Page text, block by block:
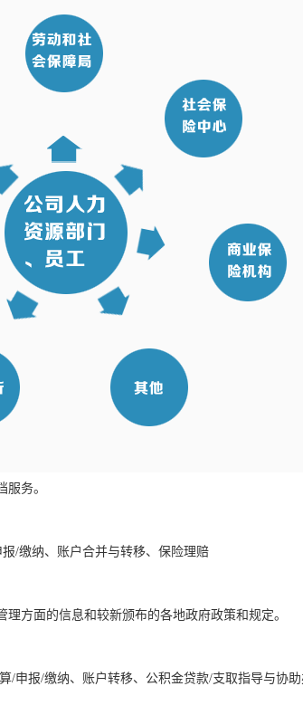
务。
/缴纳、账户合并与转移、保险理赔
方面的信息和较新颁布的各地政府政策和规定。
/申报/缴纳、账户转移、公积金贷款/支取指导与协